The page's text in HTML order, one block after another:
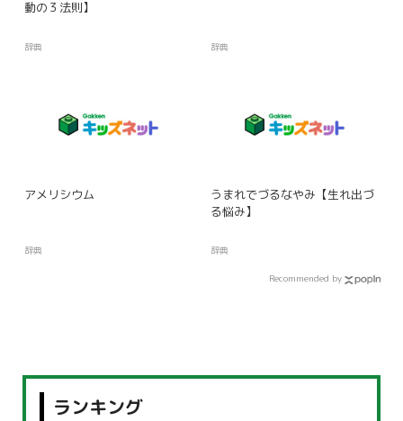
動の３法則】
辞典 辞典
アメリシウム
辞典
うまれでづるなやみ【生れ出づ
る悩み】
辞典
Recommended by
ランキング